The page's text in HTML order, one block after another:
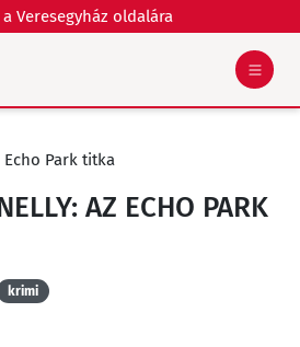
a Veresegyház oldalára
Echo Park titka
AZ ECHO PARK
krimi